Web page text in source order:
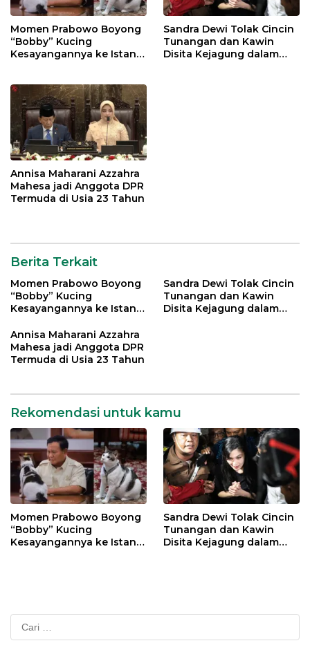
Momen Prabowo Boyong
“Bobby” Kucing
Kesayangannya ke Istana
Sandra Dewi Tolak Cincin
Tunangan dan Kawin
Disita Kejagung dalam
Annisa Maharani Azzahra
Mahesa jadi Anggota DPR
Termuda di Usia 23 Tahun
Berita Terkait
Momen Prabowo Boyong
“Bobby” Kucing
Kesayangannya ke Istana
Sandra Dewi Tolak Cincin
Tunangan dan Kawin
Disita Kejagung dalam
Annisa Maharani Azzahra
Mahesa jadi Anggota DPR
Termuda di Usia 23 Tahun
Rekomendasi untuk kamu
Momen Prabowo Boyong
“Bobby” Kucing
Kesayangannya ke Istana
Sandra Dewi Tolak Cincin
Tunangan dan Kawin
Disita Kejagung dalam
Cari
untuk: